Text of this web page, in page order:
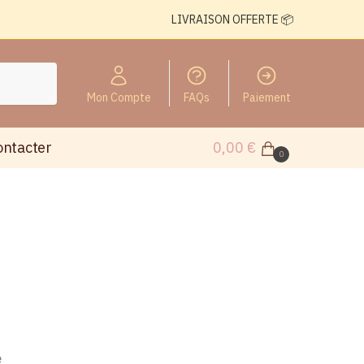
LIVRAISON OFFERTE 📦
Mon Compte FAQs Paiement
0,00 € 0